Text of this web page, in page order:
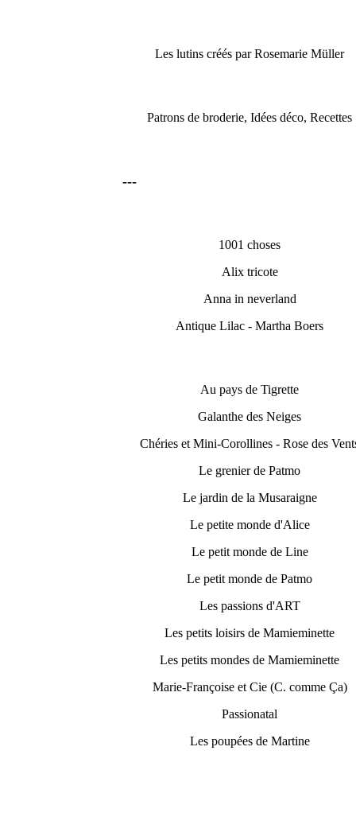
Les lutins créés par Rosemarie Müller
Patrons de broderie, Idées déco, Recettes
---
1001 choses
Alix tricote
Anna in neverland
Antique Lilac - Martha Boers
Au pays de Tigrette
Galanthe des Neiges
Chéries et Mini-Corollines - Rose des
Le grenier de Patmo
Le jardin de la Musaraigne
Le petite monde d'Alice
Le petit monde de Line
Le petit monde de Patmo
Les passions d'ART
Les petits loisirs de Mamieminette
Les petits mondes de Mamieminette
Marie-Françoise et Cie (C. comme Ça)
Passionatal
Les poupées de Martine